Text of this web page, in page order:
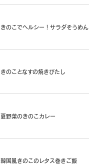
きのこでヘルシー！サラダそうめん
きのことなすの焼きびたし
夏野菜のきのこカレー
韓国風きのこのレタス巻きご飯